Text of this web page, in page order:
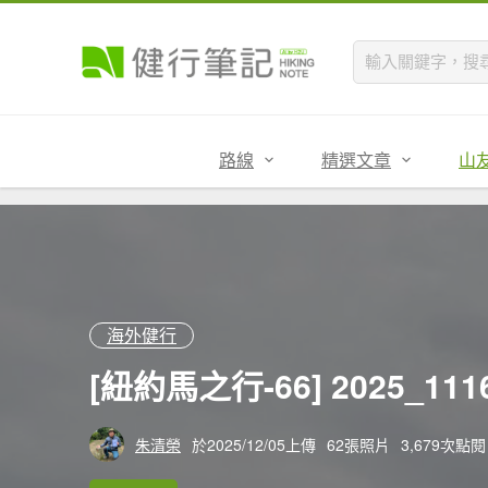
路線 精選文章 山
海外健行
[紐約馬之行-66]
朱清榮 於2025/12/05上傳 62張照片 3,679次點閱